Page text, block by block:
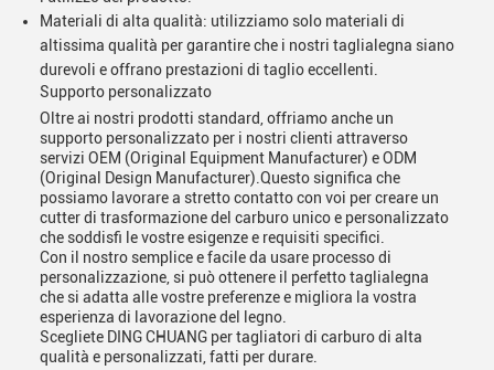
Materiali di alta qualità: utilizziamo solo materiali di
altissima qualità per garantire che i nostri taglialegna siano
durevoli e offrano prestazioni di taglio eccellenti.
Supporto personalizzato
Oltre ai nostri prodotti standard, offriamo anche un
supporto personalizzato per i nostri clienti attraverso
servizi OEM (Original Equipment Manufacturer) e ODM
(Original Design Manufacturer).Questo significa che
possiamo lavorare a stretto contatto con voi per creare un
cutter di trasformazione del carburo unico e personalizzato
che soddisfi le vostre esigenze e requisiti specifici.
Con il nostro semplice e facile da usare processo di
personalizzazione, si può ottenere il perfetto taglialegna
che si adatta alle vostre preferenze e migliora la vostra
esperienza di lavorazione del legno.
Scegliete DING CHUANG per tagliatori di carburo di alta
qualità e personalizzati, fatti per durare.